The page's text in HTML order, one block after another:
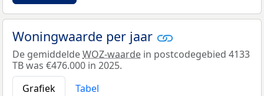
Woningwaarde per jaar
De gemiddeldeWOZ-waarde in postcodegebied 4133
TB was €476.000 in 2025.
Grafiek
Tabel